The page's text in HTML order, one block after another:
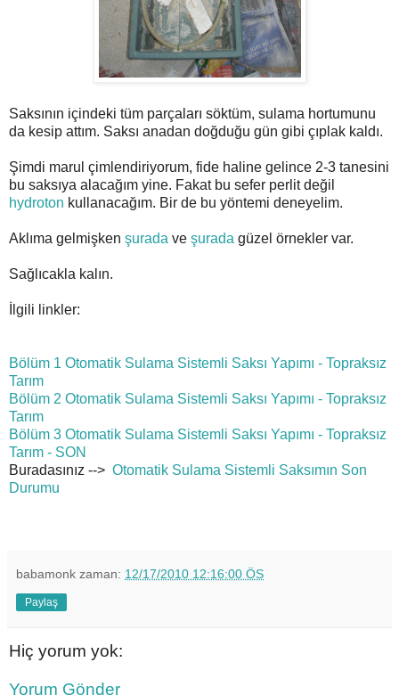
Saksının içindeki tüm parçaları söktüm, sulama hortumunu
da kesip attım. Saksı anadan doğduğu gün gibi çıplak kaldı.
Şimdi marul çimlendiriyorum, fide haline gelince 2-3 tanesini
bu saksıya alacağım yine. Fakat bu sefer perlit değil
hydroton kullanacağım. Bir de bu yöntemi deneyelim.
Aklıma gelmişken şurada ve şurada güzel örnekler var.
Sağlıcakla kalın.
İlgili linkler:
Bölüm 1 Otomatik Sulama Sistemli Saksı Yapımı - Topraksız
Tarım
Bölüm 2 Otomatik Sulama Sistemli Saksı Yapımı - Topraksız
Tarım
Bölüm 3 Otomatik Sulama Sistemli Saksı Yapımı - Topraksız
Tarım - SON
Buradasınız --> Otomatik Sulama Sistemli Saksımın Son
Durumu
babamonk zaman: 12/17/2010 12:16:00 ÖS
Paylaş
Hiç yorum yok:
Yorum Gönder